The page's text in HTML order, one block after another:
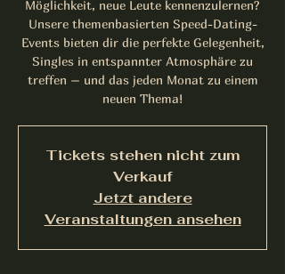
Möglichkeit, neue Leute kennenzulernen?
Unsere themenbasierten Speed-Dating-
Events bieten dir die perfekte Gelegenheit,
Singles in entspannter Atmosphäre zu
treffen – und das jeden Monat zu einem
neuen Thema!
Tickets stehen nicht zum
Verkauf
Jetzt andere
Veranstaltungen ansehen